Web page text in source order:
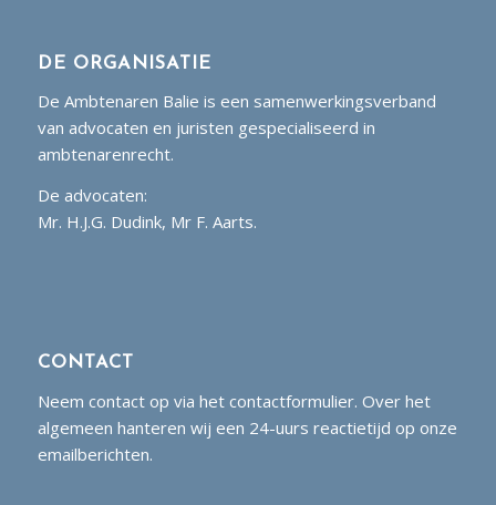
DE ORGANISATIE
De Ambtenaren Balie is een samenwerkingsverband
van advocaten en juristen gespecialiseerd in
ambtenarenrecht.
De advocaten:
Mr. H.J.G. Dudink, Mr F. Aarts.
CONTACT
Neem contact op via het contactformulier. Over het
algemeen hanteren wij een 24-uurs reactietijd op onze
emailberichten.